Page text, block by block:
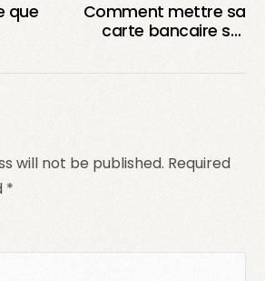
que
Comment mettre sa
carte bancaire sur
par étape ?
will not be published. Required
*